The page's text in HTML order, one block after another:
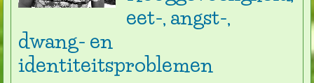
eet-, angst-,
dwang- en
identiteitsproblemen